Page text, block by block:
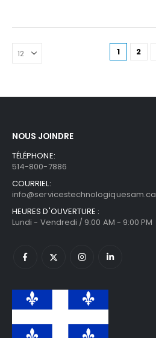
1 2
NOUS JOINDRE
TÉLÉPHONE:
514-800-7886
COURRIEL:
info@servicestechnologiquesam.ca
HEURES D'OUVERTURE :
Lundi - Vendredi / 9:00 AM - 9:00 PM